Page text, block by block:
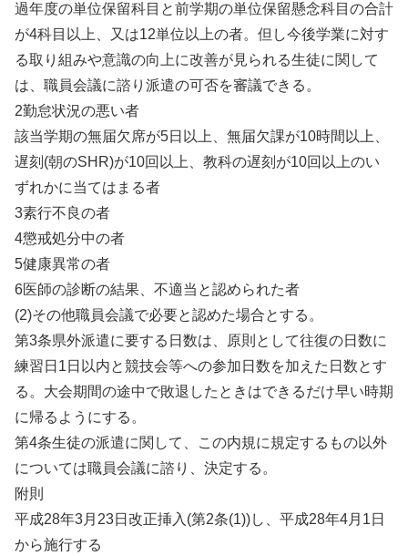
過年度の単位保留科目と前学期の単位保留懸念科目の合計
が4科目以上、又は12単位以上の者。但し今後学業に対す
る取り組みや意識の向上に改善が見られる生徒に関して
は、職員会議に諮り派遣の可否を審議できる。
2勤怠状況の悪い者
該当学期の無届欠席が5日以上、無届欠課が10時間以上、
遅刻(朝のSHR)が10回以上、教科の遅刻が10回以上のい
ずれかに当てはまる者
3素行不良の者
4懲戒処分中の者
5健康異常の者
6医師の診断の結果、不適当と認められた者
(2)その他職員会議で必要と認めた場合とする。
第3条県外派遣に要する日数は、原則として往復の日数に
練習日1日以内と競技会等への参加日数を加えた日数とす
る。大会期間の途中で敗退したときはできるだけ早い時期
に帰るようにする。
第4条生徒の派遣に関して、この内規に規定するもの以外
については職員会議に諮り、決定する。
附則
平成28年3月23日改正挿入(第2条(1))し、平成28年4月1日
から施行する